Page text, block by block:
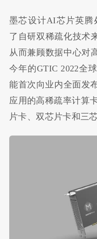
墨芯设计AI芯片英腾
了自研双稀疏化技术
从而兼顾数据中心对
今年的GTIC 2022全
能首次向业内全面发
应用的高稀疏率计算
片卡、双芯片卡和三芯